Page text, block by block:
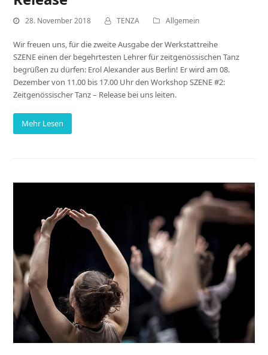
28. November 2018 TENZA Allgemein
Wir freuen uns, für die zweite Ausgabe der Werkstattreihe
SZENE einen der begehrtesten Lehrer für zeitgenössischen Tanz
begrüßen zu dürfen: Erol Alexander aus Berlin! Er wird am 08.
Dezember von 11.00 bis 17.00 Uhr den Workshop SZENE #2:
Zeitgenössischer Tanz – Release bei uns leiten.
Mehr Lesen